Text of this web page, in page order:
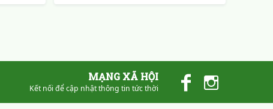
MẠNG XÃ HỘI
Kết nối để cập nhật thông tin tức thời